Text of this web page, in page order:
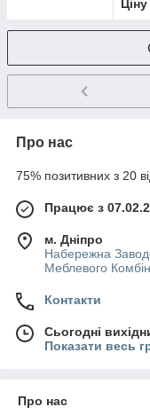
Про нас
75% позитивних з 20
Працює з
м. Дніпро
Набережна
Меблевого
Контакти
Сьогодні
Показати весь
Про нас